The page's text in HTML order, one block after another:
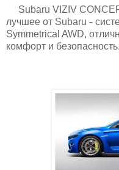
Subaru VIZIV
лучшее от Subaru ̶
Symmetrical AWD,
комфорт и безопасность.